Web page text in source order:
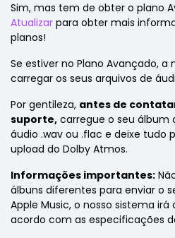
Sim, mas tem de obter o plano
Atualizar para obter mais
planos!
Se estiver no Plano Avançado, a
carregar os seus arquivos de
Por gentileza, antes de
suporte, carregue o seu álbum
áudio .wav ou .flac e deixe tudo
upload do Dolby Atmos.
Informações importantes:
álbuns diferentes para enviar o
Apple Music, o nosso sistema
acordo com as especificações